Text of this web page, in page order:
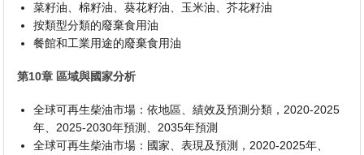
菜籽油、棉籽油、葵花籽油、玉米油、芥花籽油
按類型分類的廢棄食用油
餐館和工業用途的廢棄食用油
第10章 區域與國家分析
全球可再生柴油市場：依地區、績效及預測分類，2020-2025
年、2025-2030年預測、2035年預測
全球可再生柴油市場：國家、表現及預測，2020-2025年、